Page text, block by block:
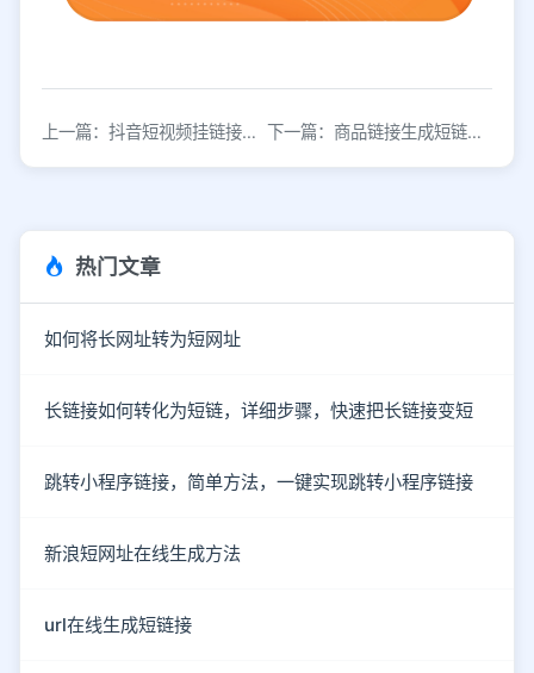
上一篇：抖音短视频挂链接怎么操作？3步快速开通带货功能 下一篇：商品链接生成短链接方法详解，三步快速搞定
热门文章
如何将长网址转为短网址
长链接如何转化为短链，详细步骤，快速把长链接变短
跳转小程序链接，简单方法，一键实现跳转小程序链接
新浪短网址在线生成方法
url在线生成短链接